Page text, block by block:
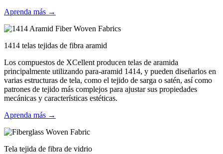
Aprenda más →
1414 telas tejidas de fibra aramid
Los compuestos de XCellent producen telas de aramida
principalmente utilizando para-aramid 1414, y pueden diseñarlos en
varias estructuras de tela, como el tejido de sarga o satén, así como
patrones de tejido más complejos para ajustar sus propiedades
mecánicas y características estéticas.
Aprenda más →
Tela tejida de fibra de vidrio